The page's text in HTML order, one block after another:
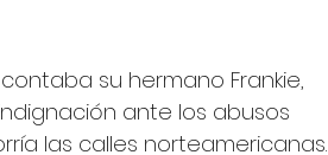
su hermano Frankie,
ante los abusos
las calles norteamericanas.